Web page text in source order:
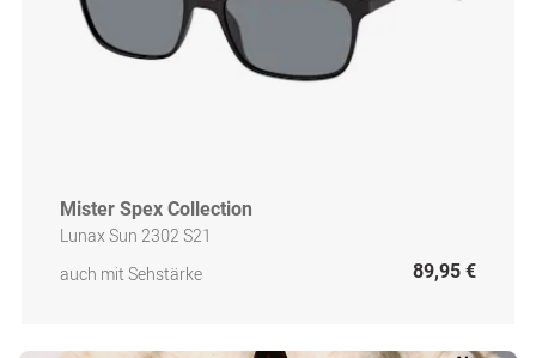
Mister Spex Collection
Lunax Sun 2302 S21
auch mit Sehstärke
89,95 €